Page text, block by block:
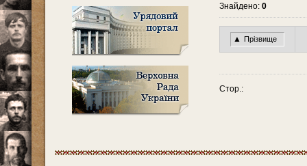
Знайдено: 0
▲ Прізвище
Стор.: